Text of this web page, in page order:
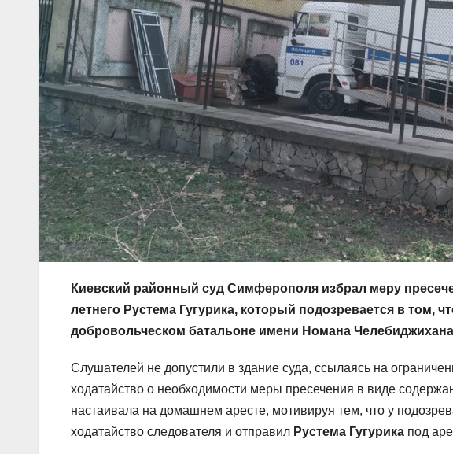
Киевский районный суд Симферополя избрал меру
летнего Рустема Гугурика, который подозревается в том,
добровольческом батальоне имени Номана
Слушателей не допустили в здание суда, ссылаясь на
ходатайство о необходимости меры пресечения в виде
настаивала на домашнем аресте, мотивируя тем, что у
ходатайство следователя и отправил Рустема Гугурика под